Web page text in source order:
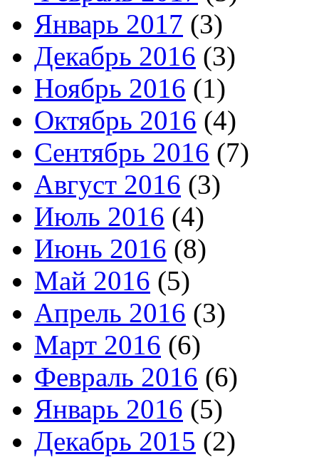
Январь 2017 (3)
Декабрь 2016 (3)
Ноябрь 2016 (1)
Октябрь 2016 (4)
Сентябрь 2016 (7)
Август 2016 (3)
Июль 2016 (4)
Июнь 2016 (8)
Май 2016 (5)
Апрель 2016 (3)
Март 2016 (6)
Февраль 2016 (6)
Январь 2016 (5)
Декабрь 2015 (2)